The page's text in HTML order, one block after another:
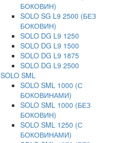
БОКОВИН)
SOLO SG L9 2500 (БЕЗ
БОКОВИН)
SOLO DG L9 1250
SOLO DG L9 1500
SOLO DG L9 1875
SOLO DG L9 2500
SOLO SML
SOLO SML 1000 (С
БОКОВИНАМИ)
SOLO SML 1000 (БЕЗ
БОКОВИН)
SOLO SML 1250 (С
БОКОВИНАМИ)